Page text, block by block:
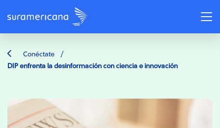
Conéctate /
DIP enfrenta la desinformación con ciencia e innovación